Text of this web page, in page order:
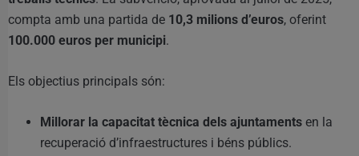
compta amb una partida de 10,3 milions d’euros, oferint
100.000 euros per municipi.
Els objectius principals són:
Millorar la capacitat tècnica dels ajuntaments en la
recuperació d’infraestructures i béns públics.